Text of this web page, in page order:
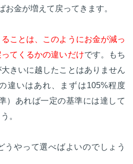
お金が増えて戻ってきます。
ことは、このようにお金が減っ
てくるかの違いだけです。もち
きいに越したことはありません
違いはあれ、まずは105%程度
）あれば一定の基準には達して
。
うやって選べばよいのでしょう